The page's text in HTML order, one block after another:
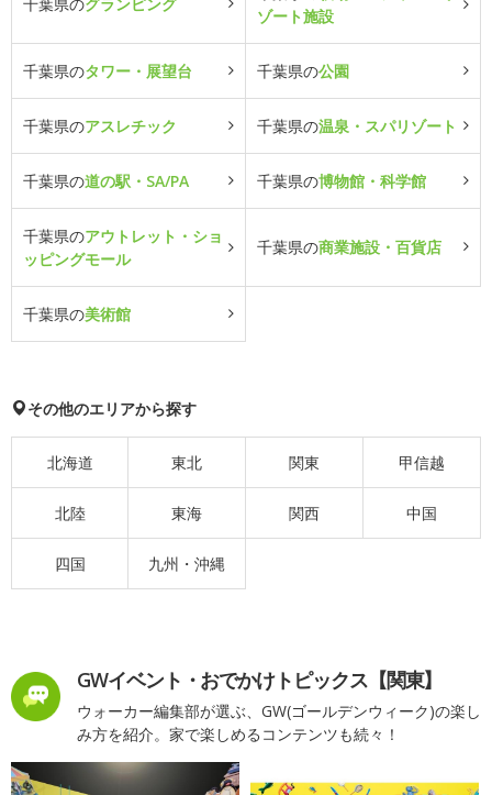
ゾート施設
千葉県のタワー・展望台 千葉県の公園
千葉県のアスレチック 千葉県の温泉・スパリゾート
千葉県の道の駅・SA/PA 千葉県の博物館・科学館
千葉県のアウトレット・ショ
ッピングモール
千葉県の商業施設・百貨店
千葉県の美術館
その他のエリアから探す
北海道 東北 関東 甲信越
北陸 東海 関西 中国
四国 九州・沖縄
GWイベント・おでかけトピックス【関東】
ウォーカー編集部が選ぶ、GW(ゴールデンウィーク)の楽し
み方を紹介。家で楽しめるコンテンツも続々！